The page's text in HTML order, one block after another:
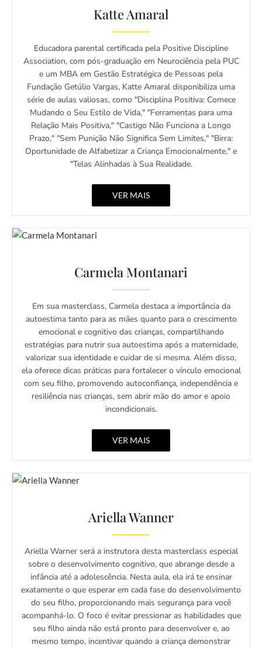
Katte Amaral
Educadora parental certificada pela Positive Discipline
Association, com pós-graduação em Neurociência pela PUC
e um MBA em Gestão Estratégica de Pessoas pela
Fundação Getúlio Vargas, Katte Amaral disponibiliza uma
série de aulas valiosas, como "Disciplina Positiva: Comece
Mudando o Seu Estilo de Vida," "Ferramentas para uma
Relação Mais Positiva," "Castigo Não Funciona a Longo
Prazo," "Sem Punição Não Significa Sem Limites," "Birra:
Oportunidade de Alfabetizar a Criança Emocionalmente," e
"Telas Alinhadas à Sua Realidade.
VER MAIS
Carmela Montanari
Em sua masterclass, Carmela destaca a importância da
autoestima tanto para as mães quanto para o crescimento
emocional e cognitivo das crianças, compartilhando
estratégias para nutrir sua autoestima após a maternidade,
valorizar sua identidade e cuidar de si mesma. Além disso,
ela oferece dicas práticas para fortalecer o vínculo emocional
com seu filho, promovendo autoconfiança, independência e
resiliência nas crianças, sem abrir mão do amor e apoio
incondicionais.
VER MAIS
Ariella Wanner
Ariella Warner será a instrutora desta masterclass especial
sobre o desenvolvimento cognitivo, que abrange desde a
infância até a adolescência. Nesta aula, ela irá te ensinar
exatamente o que esperar em cada fase do desenvolvimento
do seu filho, proporcionando mais segurança para você
acompanhá-lo. O foco é evitar pressionar as habilidades que
seu filho ainda não está pronto para desenvolver e, ao
mesmo tempo, incentivar quando a criança demonstrar